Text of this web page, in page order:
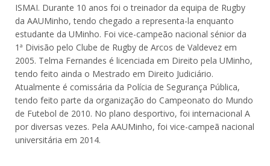
ISMAI. Durante 10 anos foi o treinador da equipa de Rugby
da AAUMinho, tendo chegado a representa-la enquanto
estudante da UMinho. Foi vice-campeão nacional sénior da
1ª Divisão pelo Clube de Rugby de Arcos de Valdevez em
2005. Telma Fernandes é licenciada em Direito pela UMinho,
tendo feito ainda o Mestrado em Direito Judiciário.
Atualmente é comissária da Polícia de Segurança Pública,
tendo feito parte da organização do Campeonato do Mundo
de Futebol de 2010. No plano desportivo, foi internacional A
por diversas vezes. Pela AAUMinho, foi vice-campeã nacional
universitária em 2014.